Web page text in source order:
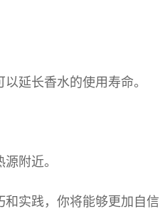
延长香水的使用寿命。
附近。
实践，你将能够更加自信